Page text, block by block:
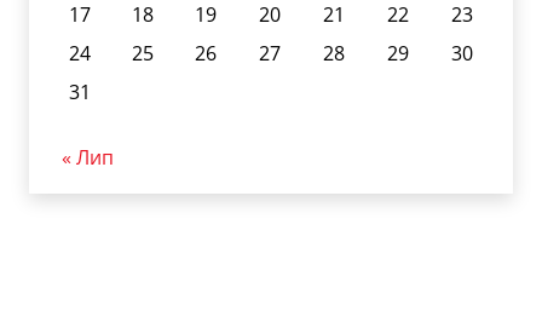
17
18 19 20 21 22
23
24
25 26 27 28 29
30
31
« Лип